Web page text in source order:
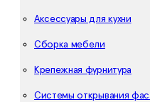
Аксессуары для кухни
Сборка мебели
Крепежная фурнитура
Системы открывания